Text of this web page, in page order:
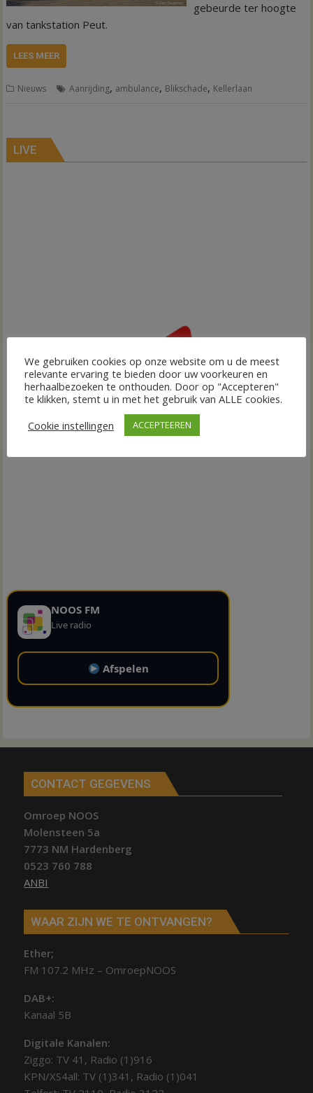
gebeurde ter hoogte
van tankstation Peut.
LEES MEER
Nieuws Aanrijding, ambulance, Blikschade, Kellerlaan
LIVE
NOOS FM
Live radio
Afspelen
CONTACT GEGEVENS
Omroep NOOS
Molensteen 5a
7773 NM Hardenberg
0523 760 788
ANBI
WAAR ZIJN WE TE ONTVANGEN?
Ether;
FM 107.2 MHz – OmroepNOOS
DAB+:
Kanaal 5B
Digitale Kanalen:
Ziggo: TV 41, Radio (1)916
KPN/XS4all: TV (1)341, Radio (1)041
We gebruiken cookies op onze website om u de meest
relevante ervaring te bieden door uw voorkeuren en
herhaalbezoeken te onthouden. Door op "Accepteren"
te klikken, stemt u in met het gebruik van ALLE cookies.
Cookie instellingen
ACCEPTEEREN